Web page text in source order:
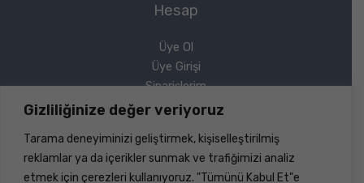
Gizliliğinize değer veriyoruz
Tarama deneyiminizi geliştirmek, kişiselleştirilmiş
reklamlar ya da içerikler sunmak ve trafiğimizi analiz
etmek için çerezleri kullanıyoruz. "Tümünü Kabul Et"e
Hesap
Üye Ol
Üye Girişi
Siparişlerim
Sipariş Takip
Yasal